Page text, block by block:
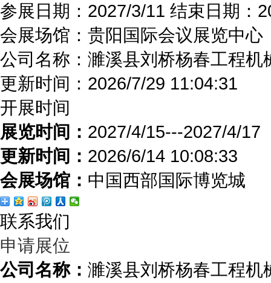
参展日期： 2027/3/11 结束日期：
会展场馆： 贵阳国际会议展览中心
公司名称：濉溪县刘桥杨春工程机
更新时间： 2026/7/29 11:04:31
开展时间
展览时间： 2027/4/15---2027/4/17
更新时间： 2026/6/14 10:08:33
会展场馆： 中国西部国际博览城
联系我们
申请展位
公司名称： 濉溪县刘桥杨春工程机